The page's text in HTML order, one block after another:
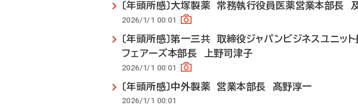
〔年頭所感〕大塚製薬 常務執行役員医薬営業本部長
2026/1/1 00:01
〔年頭所感〕第一三共 取締役ジャパンビジネスユニッ
フェアーズ本部長 上野司津子
2026/1/1 00:01
〔年頭所感〕中外製薬 営業本部長 髙野淳一
2026/1/1 00:01